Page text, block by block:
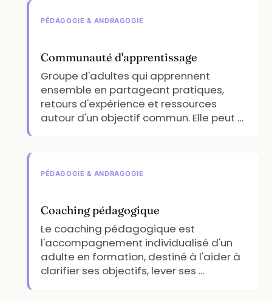
PÉDAGOGIE & ANDRAGOGIE
Communauté d'apprentissage
Groupe d'adultes qui apprennent
ensemble en partageant pratiques,
retours d'expérience et ressources
autour d'un objectif commun. Elle peut …
PÉDAGOGIE & ANDRAGOGIE
Coaching pédagogique
Le coaching pédagogique est
l'accompagnement individualisé d'un
adulte en formation, destiné à l'aider à
clarifier ses objectifs, lever ses …